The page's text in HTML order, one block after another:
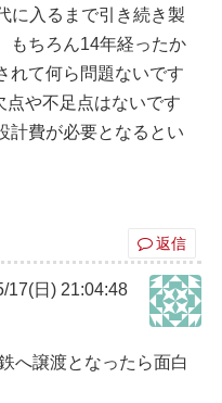
に入るまで引き続き製
もちろん14年経ったか
れて何ら問題ないです
点や不足点はないです
計費が必要となるとい
返信
17(日) 21:04:48
へ譲渡となったら面白